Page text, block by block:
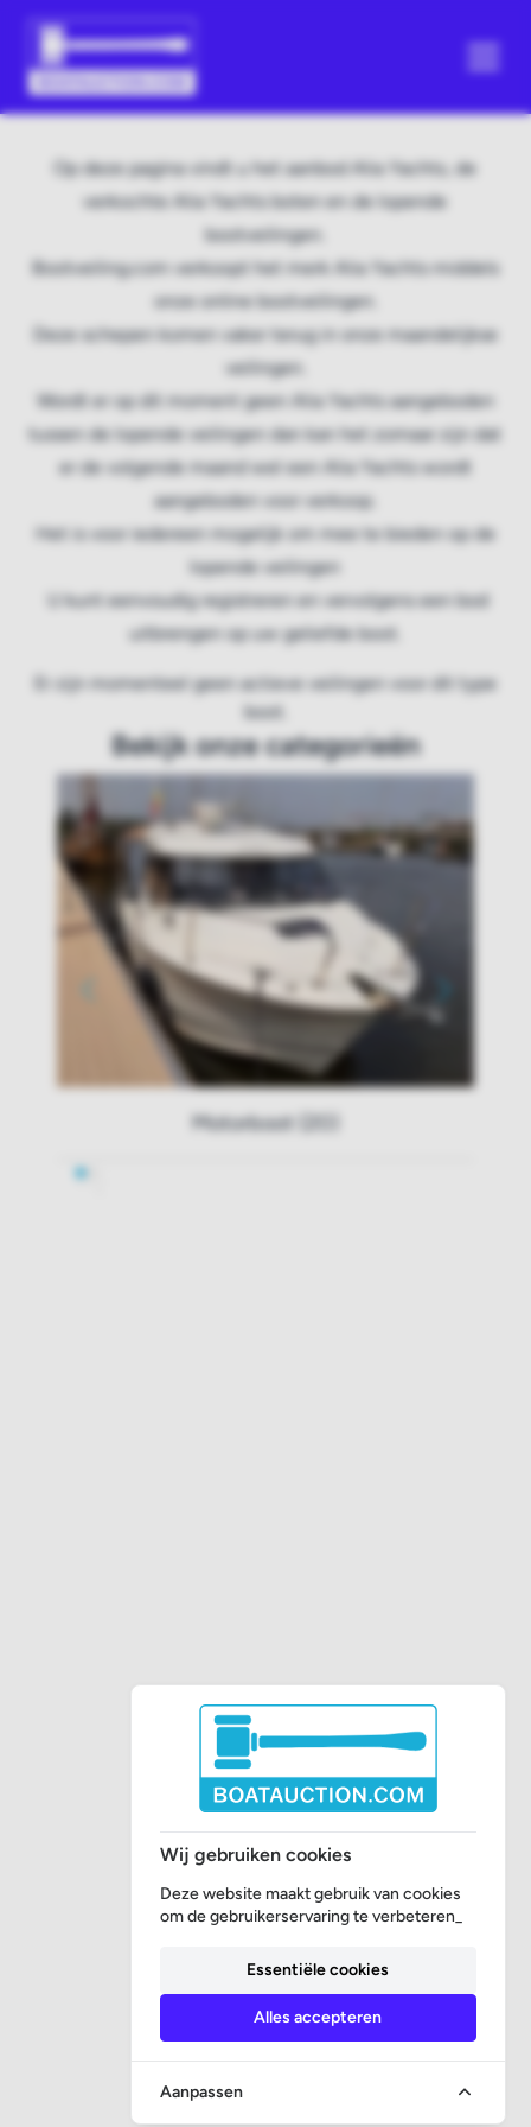
Op deze pagina vindt u het aanbod Alia Yachts, de
verkochte Alia Yachts boten en de lopende
bootveilingen.
Bootveiling.com verkoopt het merk Alia Yachts middels
onze online bootveilingen.
Deze schepen komen vaker terug in onze maandelijkse
veilingen.
Wordt er op dit moment geen Alia Yachts aangeboden
tussen de lopende veilingen dan kan het zomaar zijn dat
er de volgende maand wel een Alia Yachts wordt
aangeboden voor verkoop.
Het is voor iedereen mogelijk om mee te bieden op de
lopende veilingen
U kunt eenvoudig registreren en vervolgens een bod
uitbrengen op uw geliefde boot.
Er zijn momenteel geen actieve veilingen voor dit type
boot.
Bekijk onze categorieën
Motorboot (20)
Wij gebruiken cookies
Deze website maakt gebruik van cookies
om de gebruikerservaring te verbeteren_
Essentiële cookies
Alles accepteren
Aanpassen